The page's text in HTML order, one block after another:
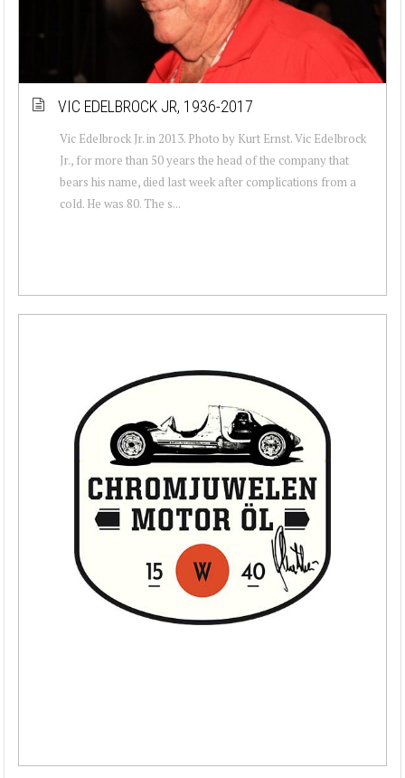
VIC EDELBROCK JR, 1936-2017
Vic Edelbrock Jr. in 2013. Photo by Kurt Ernst. Vic Edelbrock
Jr., for more than 50 years the head of the company that
bears his name, died last week after complications from a
cold. He was 80. The s...